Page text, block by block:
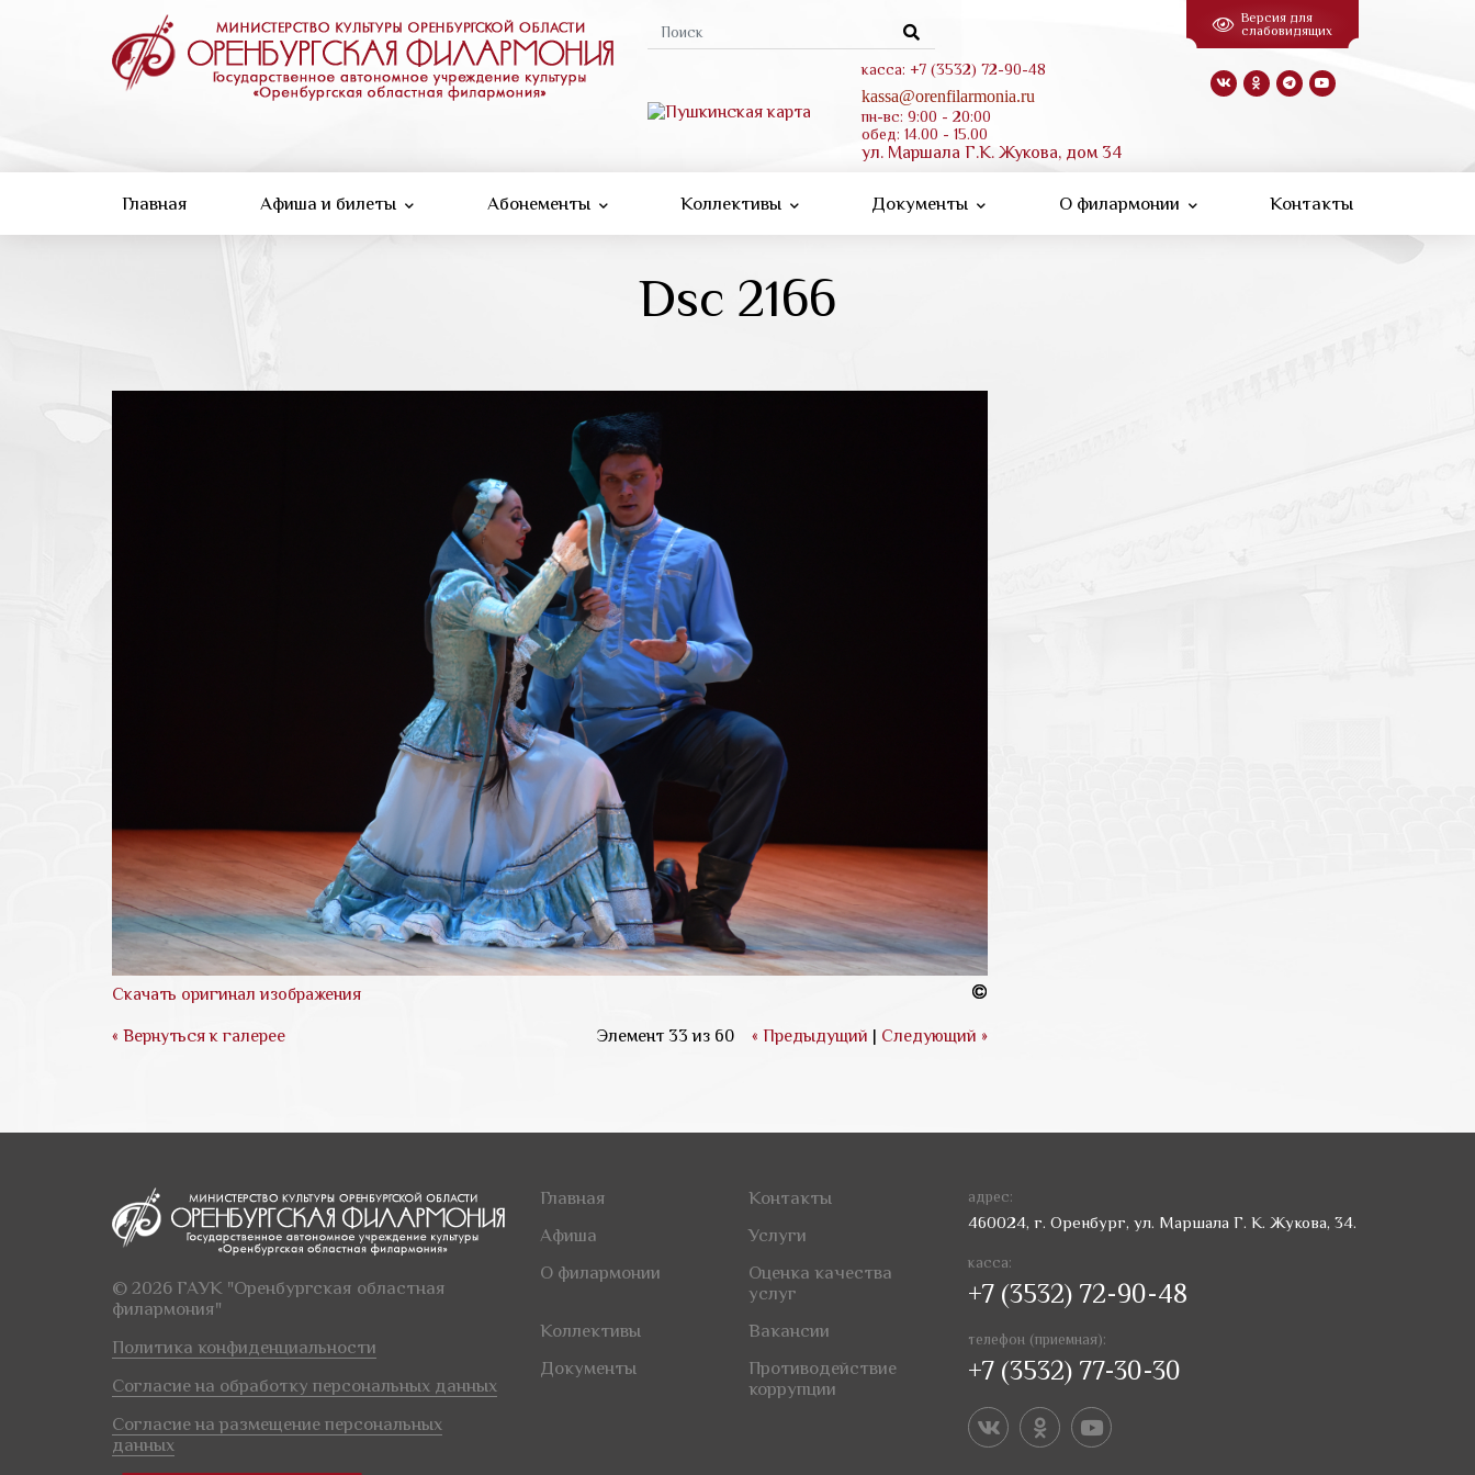
Форма
касса: +7 (3532) 72-90-48
kassa@orenfilarmonia.ru
пн-вс: 9:00 - 20:00
обед: 14.00 - 15.00
ул. Маршала Г.К. Жукова, дом 34
Версия для
слабовидящих
Главная Афиша и билеты Абонементы Коллективы Документы О филармонии Контакты
Dsc 2166
Скачать оригинал изображения
« Вернуться к галерее Элемент 33 из 60 « Предыдущий | Следующий »
© 2026 ГАУК "Оренбургская областная
филармония"
Политика конфиденциальности
Согласие на обработку персональных данных
Согласие на размещение персональных
данных
Главная
Контакты
Афиша
Услуги
О филармонии
Оценка качества
услуг
Коллективы
Вакансии
Документы
Противодействие
коррупции
адрес:
460024, г. Оренбург, ул. Маршала Г. К. Жукова, 34.
касса:
+7 (3532) 72-90-48
телефон (приемная):
+7 (3532) 77-30-30